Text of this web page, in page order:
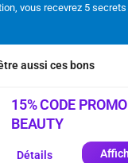
vous recevrez 5
aussi ces bons
15% CODE
BEAUTY
Détails